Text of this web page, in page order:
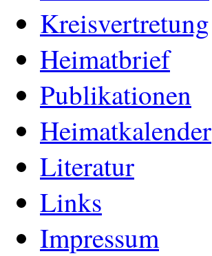
Kreisvertretung
Heimatbrief
Publikationen
Heimatkalender
Literatur
Links
Impressum